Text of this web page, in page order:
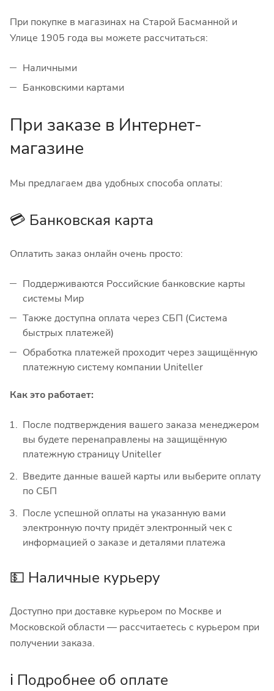
При покупке в магазинах на Старой Басманной и
Улице 1905 года вы можете рассчитаться:
Наличными
Банковскими картами
При заказе в Интернет-
магазине
Мы предлагаем два удобных способа оплаты:
💳 Банковская карта
Оплатить заказ онлайн очень просто:
Поддерживаются Российские банковские карты
системы Мир
Также доступна оплата через СБП (Система
быстрых платежей)
Обработка платежей проходит через защищённую
платежную систему компании Uniteller
Как это работает:
После подтверждения вашего заказа менеджером
вы будете перенаправлены на защищённую
платежную страницу Uniteller
Введите данные вашей карты или выберите оплату
по СБП
После успешной оплаты на указанную вами
электронную почту придёт электронный чек с
информацией о заказе и деталями платежа
💵 Наличные курьеру
Доступно при доставке курьером по Москве и
Московской области — рассчитаетесь с курьером при
получении заказа.
ℹ️ Подробнее об оплате